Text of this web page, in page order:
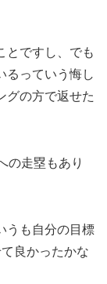
とですし、でも
るっていう悔し
グの方で返せた
の走塁もあり
うも自分の目標
良かったかな